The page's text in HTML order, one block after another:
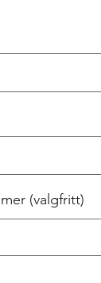
(valgfritt)